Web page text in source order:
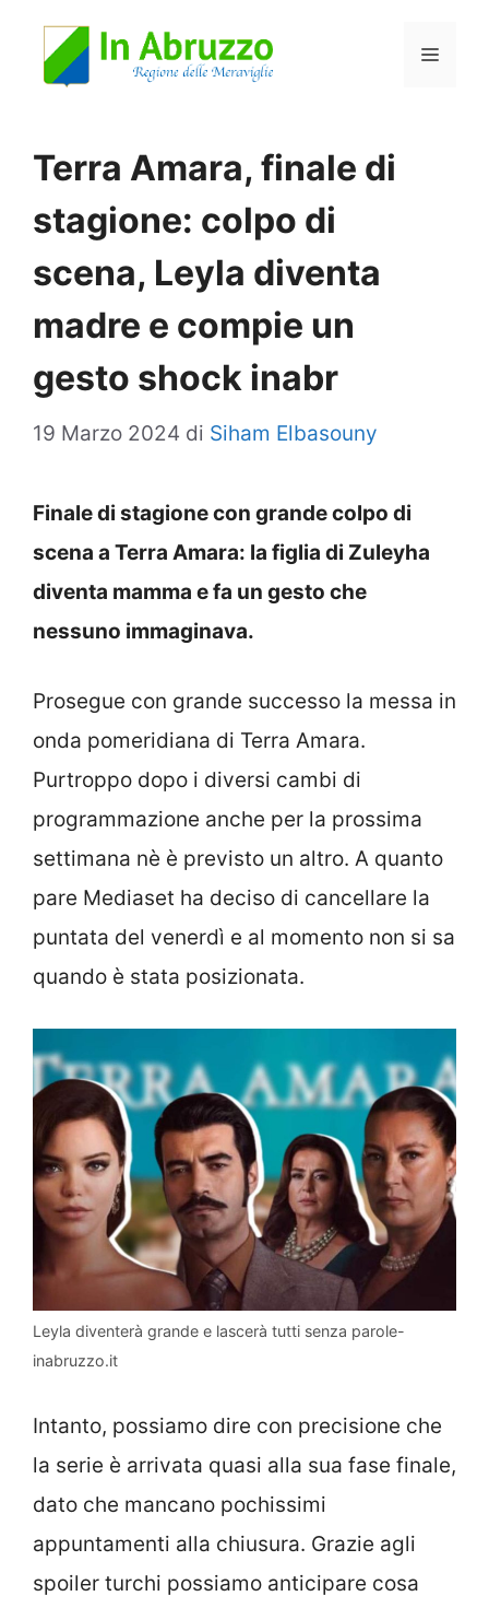
Menu
Terra Amara, finale di
stagione: colpo di
scena, Leyla diventa
madre e compie un
gesto shock inabr
19 Marzo 2024 di Siham Elbasouny
Finale di stagione con grande colpo di
scena a Terra Amara: la figlia di Zuleyha
diventa mamma e fa un gesto che
nessuno immaginava.
Prosegue con grande successo la messa in
onda pomeridiana di Terra Amara.
Purtroppo dopo i diversi cambi di
programmazione anche per la prossima
settimana nè è previsto un altro. A quanto
pare Mediaset ha deciso di cancellare la
puntata del venerdì e al momento non si sa
quando è stata posizionata.
Leyla diventerà grande e lascerà tutti senza parole-
inabruzzo.it
Intanto, possiamo dire con precisione che
la serie è arrivata quasi alla sua fase finale,
dato che mancano pochissimi
appuntamenti alla chiusura. Grazie agli
spoiler turchi possiamo anticipare cosa